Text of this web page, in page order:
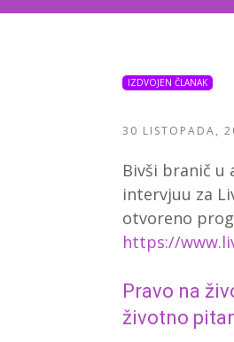
IZDVOJEN ČLANAK
30 LISTOPADA,
Bivši branič u
intervjuu za
otvoreno
https://
Pravo na
životno